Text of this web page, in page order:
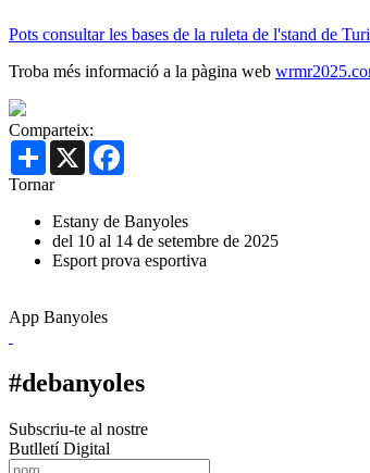
Pots consultar les bases de la ruleta de l'stand de
Troba més informació a la pàgina web
Comparteix:
Share X
Tornar
Estany de Banyoles
del 10 al 14 de setembre de 2025
Esport prova esportiva
App Banyoles
#debanyoles
Subscriu-te al nostre
Butlletí Digital